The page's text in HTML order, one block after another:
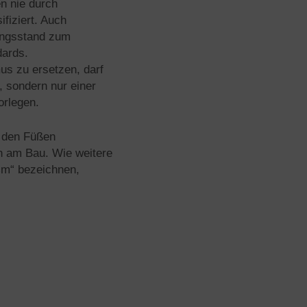
nie durch
Auch
zum
zu ersetzen, darf
sondern nur einer
Füßen
am Bau. Wie weitere
bezeichnen,